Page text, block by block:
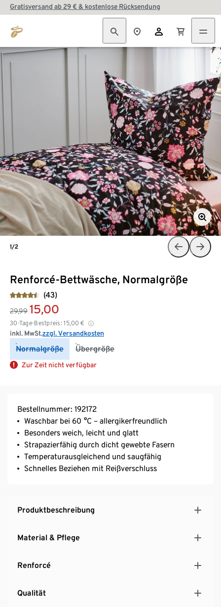
Gratisversand ab 29 € & kostenlose Rücksendung
Renforcé-Bettwäsche, Normalgröße
(43)
29,99 15,00
30-Tage-Bestpreis: 15,00 €
inkl. MwSt.zzgl. Versandkosten
Normalgröße Übergröße
Zur Zeit nicht verfügbar
1/2
Bestellnummer: 192172
Waschbar bei 60 °C – allergikerfreundlich
Besonders weich, leicht und glatt
Strapazierfähig durch dicht gewebte Fasern
Temperaturausgleichend und saugfähig
Schnelles Beziehen mit Reißverschluss
Produktbeschreibung
Material & Pflege
Renforcé
Qualität